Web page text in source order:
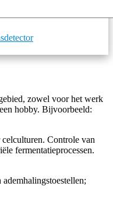
zowel voor het werk
hobby. Bijvoorbeeld:
Controle van
fermentatieprocessen.